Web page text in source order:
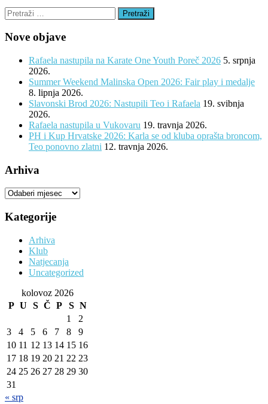
Dana
Općine
Pretraži:
Nove objave
Rafaela nastupila na Karate One Youth Poreč 2026 5. srpnja
2026.
Summer Weekend Malinska Open 2026: Fair play i medalje
8. lipnja 2026.
Slavonski Brod 2026: Nastupili Teo i Rafaela 19. svibnja
2026.
Rafaela nastupila u Vukovaru 19. travnja 2026.
PH i Kup Hrvatske 2026: Karla se od kluba oprašta broncom,
Teo ponovno zlatni 12. travnja 2026.
Arhiva
Arhiva
Kategorije
Arhiva
Klub
Natjecanja
Uncategorized
kolovoz 2026
P U S Č P S N
1
2
3
4 5 6 7 8
9
10 11 12 13 14 15 16
17 18 19 20 21 22 23
24 25 26 27 28 29 30
31
« srp